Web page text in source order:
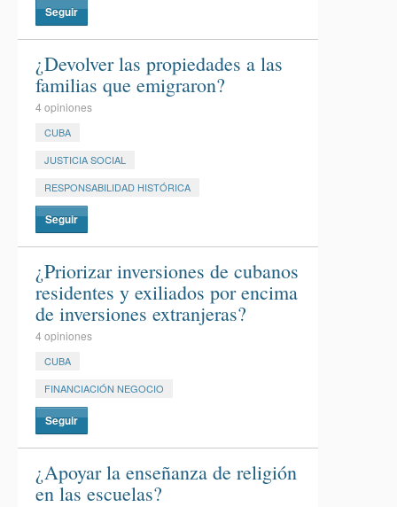
Seguir
¿Devolver las propiedades a las
familias que emigraron?
4 opiniones
CUBA
JUSTICIA SOCIAL
RESPONSABILIDAD HISTÓRICA
Seguir
¿Priorizar inversiones de cubanos
residentes y exiliados por encima
de inversiones extranjeras?
4 opiniones
CUBA
FINANCIACIÓN NEGOCIO
Seguir
¿Apoyar la enseñanza de religión
en las escuelas?